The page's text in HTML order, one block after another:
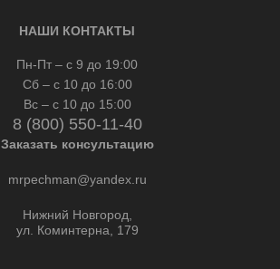
НАШИ КОНТАКТЫ
Пн-Пт – с 9 до 19:00
Сб – с 10 до 16:00
Вс – с 10 до 15:00
8 (800) 550-11-40
Заказать консультацию
mrpechman@yandex.ru
Нижний Новгород,
ул. Коминтерна, 179